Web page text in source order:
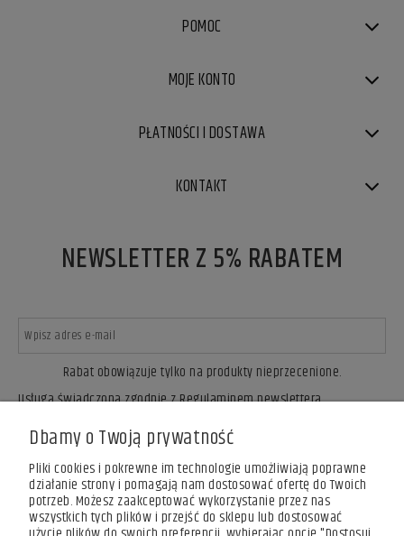
POMOC
MOJE KONTO
PŁATNOŚCI I DOSTAWA
KONTAKT
NEWSLETTER Z 5% RABATEM
Rabat obowiązuje tylko na produkty nieprzecenione.
ZAPISZ SIĘ
Usługa świadczona zgodnie z Regulaminem newslettera.
Dbamy o Twoją prywatność
Pliki cookies i pokrewne im technologie umożliwiają poprawne
działanie strony i pomagają nam dostosować ofertę do Twoich
potrzeb. Możesz zaakceptować wykorzystanie przez nas
wszystkich tych plików i przejść do sklepu lub dostosować